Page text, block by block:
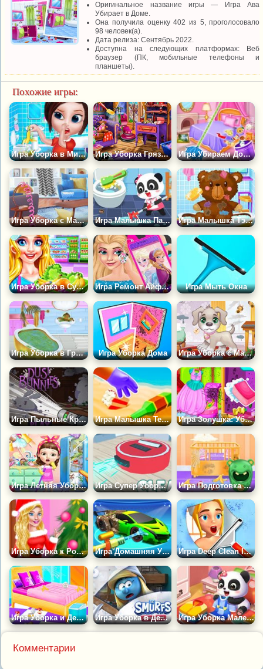
Оригинальное название игры — Игра Ава
Убирает в Доме.
Она получила оценку 402 из 5, проголосовало
98 человек(а).
Дата релиза: Сентябрь 2022.
Доступна на следующих платформах: Веб
браузер (ПК, мобильные телефоны и
планшеты).
Похожие игры:
Игра Уборка в Милом Доме Игра Уборка Грязного Дворца Игра Убираем Дом Принцессы
Игра Уборка с Мари Кондо Игра Малышка Панда Убирает в Доме Игра Малышка Тэйлор Убирает
Игра Уборка в Супермаркете Игра Ремонт Айфона 10 Игра Мыть Окна
Игра Уборка в Грязном Доме Принцессы Игра Уборка Дома Игра Уборка с Маленьким Щенком
Игра Пыльные Кролики Игра Малышка Тейлор Убирает на Пляже Игра Золушка: Уборка во Дворце
Игра Летняя Уборка Милашки Игра Супер Уборщик Игра Подготовка Тэйлор к Новорождённому
Игра Уборка к Рождеству Игра Домашняя Уборка 3Д Игра Deep Clean Inc. 3D: Веселая Уборка
Игра Уборка и Декор Дома Малышки Тэйлор Игра Уборка в Деревне Смурфиков Игра Уборка Маленькой Панды
Комментарии